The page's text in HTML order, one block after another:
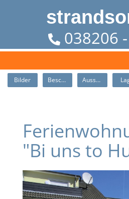
038206
Bilder Beschreibung Ausstattung
"Bi uns to